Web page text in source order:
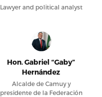
Lawyer and political analyst
Hon. Gabriel “Gaby”
Hernández
Alcalde de Camuy y
presidente de la Federación